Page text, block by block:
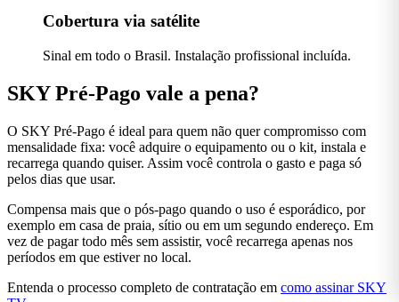
Cobertura via satélite
Sinal em todo o Brasil. Instalação profissional incluída.
SKY Pré-Pago vale a pena?
O SKY Pré-Pago é ideal para quem não quer compromisso com
mensalidade fixa: você adquire o equipamento ou o kit, instala e
recarrega quando quiser. Assim você controla o gasto e paga só
pelos dias que usar.
Compensa mais que o pós-pago quando o uso é esporádico, por
exemplo em casa de praia, sítio ou em um segundo endereço. Em
vez de pagar todo mês sem assistir, você recarrega apenas nos
períodos em que estiver no local.
Entenda o processo completo de contratação em como assinar SKY